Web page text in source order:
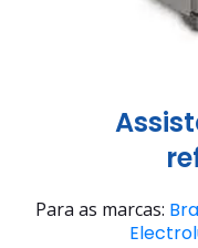
Para as marcas: